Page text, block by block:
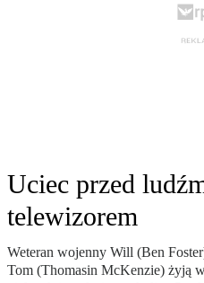
Uciec przed
telewizorem
Weteran wojenny Will (Ben
Tom (Thomasin McKenzie) żyją